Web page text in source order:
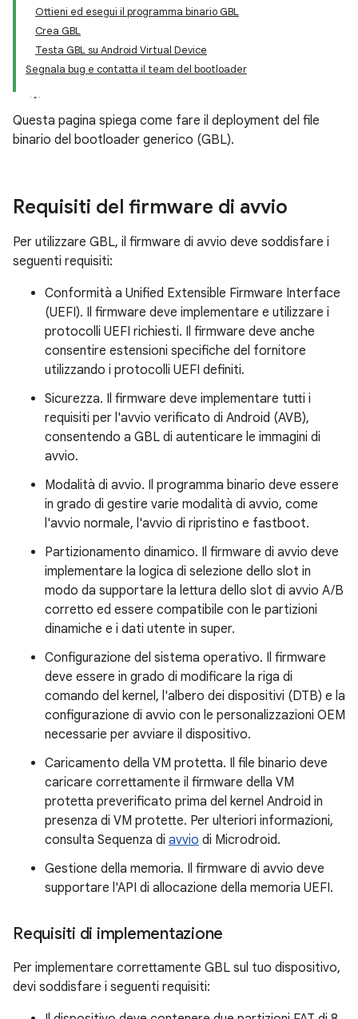
Ottieni ed esegui il programma binario GBL
Crea GBL
Testa GBL su Android Virtual Device
Segnala bug e contatta il team del bootloader
Questa pagina spiega come fare il deployment del file
binario del bootloader generico (GBL).
Requisiti del firmware di avvio
Per utilizzare GBL, il firmware di avvio deve soddisfare i
seguenti requisiti:
Conformità a Unified Extensible Firmware Interface
(UEFI). Il firmware deve implementare e utilizzare i
protocolli UEFI richiesti. Il firmware deve anche
consentire estensioni specifiche del fornitore
utilizzando i protocolli UEFI definiti.
Sicurezza. Il firmware deve implementare tutti i
requisiti per l'avvio verificato di Android (AVB),
consentendo a GBL di autenticare le immagini di
avvio.
Modalità di avvio. Il programma binario deve essere
in grado di gestire varie modalità di avvio, come
l'avvio normale, l'avvio di ripristino e fastboot.
Partizionamento dinamico. Il firmware di avvio deve
implementare la logica di selezione dello slot in
modo da supportare la lettura dello slot di avvio A/B
corretto ed essere compatibile con le partizioni
dinamiche e i dati utente in super.
Configurazione del sistema operativo. Il firmware
deve essere in grado di modificare la riga di
comando del kernel, l'albero dei dispositivi (DTB) e la
configurazione di avvio con le personalizzazioni OEM
necessarie per avviare il dispositivo.
Caricamento della VM protetta. Il file binario deve
caricare correttamente il firmware della VM
protetta preverificato prima del kernel Android in
presenza di VM protette. Per ulteriori informazioni,
consulta Sequenza di avvio di Microdroid.
Gestione della memoria. Il firmware di avvio deve
supportare l'API di allocazione della memoria UEFI.
Requisiti di implementazione
Per implementare correttamente GBL sul tuo dispositivo,
devi soddisfare i seguenti requisiti: